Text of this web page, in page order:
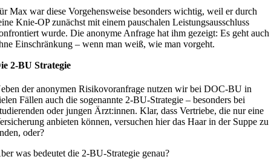
Max war diese Vorgehensweise besonders wichtig, weil er durch
Knie-OP zunächst mit einem pauschalen Leistungsausschluss
wurde. Die anonyme Anfrage hat ihm gezeigt: Es geht auch
Einschränkung – wenn man weiß, wie man vorgeht.
2-BU Strategie
der anonymen Risikovoranfrage nutzen wir bei DOC-BU in
Fällen auch die sogenannte 2-BU-Strategie – besonders bei
oder jungen Ärzt:innen. Klar, dass Vertriebe, die nur eine
anbieten können, versuchen hier das Haar in der Suppe zu
oder?
was bedeutet die 2-BU-Strategie genau?